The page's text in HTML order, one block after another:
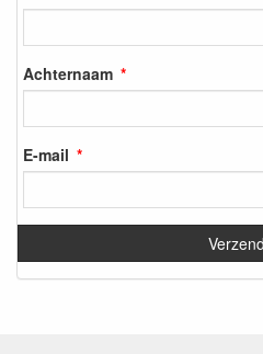
Achternaam
E-mail